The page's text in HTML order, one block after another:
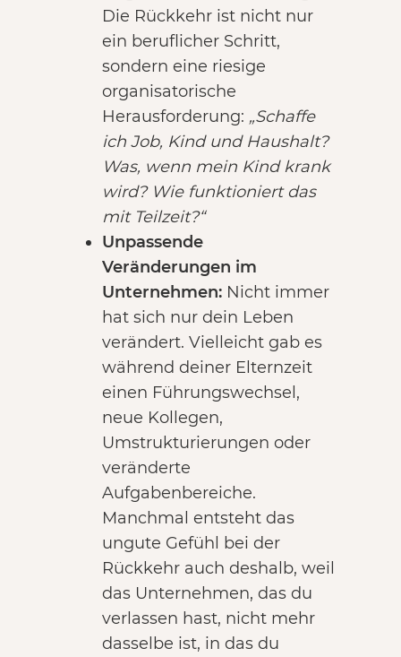
Die Rückkehr ist nicht nur
ein beruflicher Schritt,
sondern eine riesige
organisatorische
Herausforderung: „Schaffe
ich Job, Kind und Haushalt?
Was, wenn mein Kind krank
wird? Wie funktioniert das
mit Teilzeit?“
Unpassende
Veränderungen im
Unternehmen: Nicht immer
hat sich nur dein Leben
verändert. Vielleicht gab es
während deiner Elternzeit
einen Führungswechsel,
neue Kollegen,
Umstrukturierungen oder
veränderte
Aufgabenbereiche.
Manchmal entsteht das
ungute Gefühl bei der
Rückkehr auch deshalb, weil
das Unternehmen, das du
verlassen hast, nicht mehr
dasselbe ist, in das du